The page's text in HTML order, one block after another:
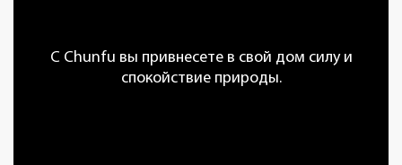
С Chunfu вы привнесете в свой дом силу и
спокойствие природы.